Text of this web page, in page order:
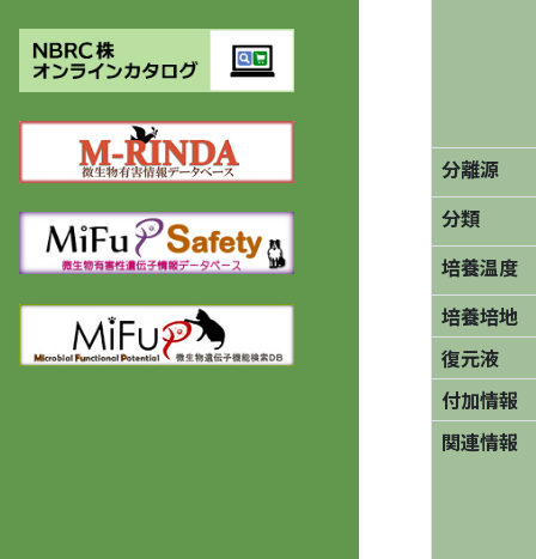
分離源
分類
培養温度
培養培地
復元液
付加情報
関連情報